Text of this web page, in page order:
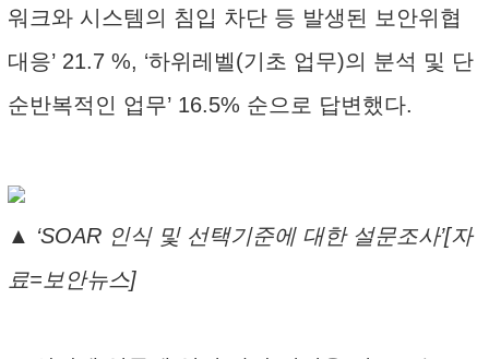
워크와 시스템의 침입 차단 등 발생된 보안위협
대응’ 21.7 %, ‘하위레벨(기초 업무)의 분석 및 단
순반복적인 업무’ 16.5% 순으로 답변했다.
▲ ‘SOAR 인식 및 선택기준에 대한 설문조사’[자
료=보안뉴스]